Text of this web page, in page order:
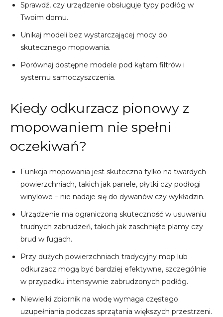
Sprawdź, czy urządzenie obsługuje typy podłóg w
Twoim domu.
Unikaj modeli bez wystarczającej mocy do
skutecznego mopowania.
Porównaj dostępne modele pod kątem filtrów i
systemu samoczyszczenia.
Kiedy odkurzacz pionowy z
mopowaniem nie spełni
oczekiwań?
Funkcja mopowania jest skuteczna tylko na twardych
powierzchniach, takich jak panele, płytki czy podłogi
winylowe – nie nadaje się do dywanów czy wykładzin.
Urządzenie ma ograniczoną skuteczność w usuwaniu
trudnych zabrudzeń, takich jak zaschnięte plamy czy
brud w fugach.
Przy dużych powierzchniach tradycyjny mop lub
odkurzacz mogą być bardziej efektywne, szczególnie
w przypadku intensywnie zabrudzonych podłóg.
Niewielki zbiornik na wodę wymaga częstego
uzupełniania podczas sprzątania większych przestrzeni.